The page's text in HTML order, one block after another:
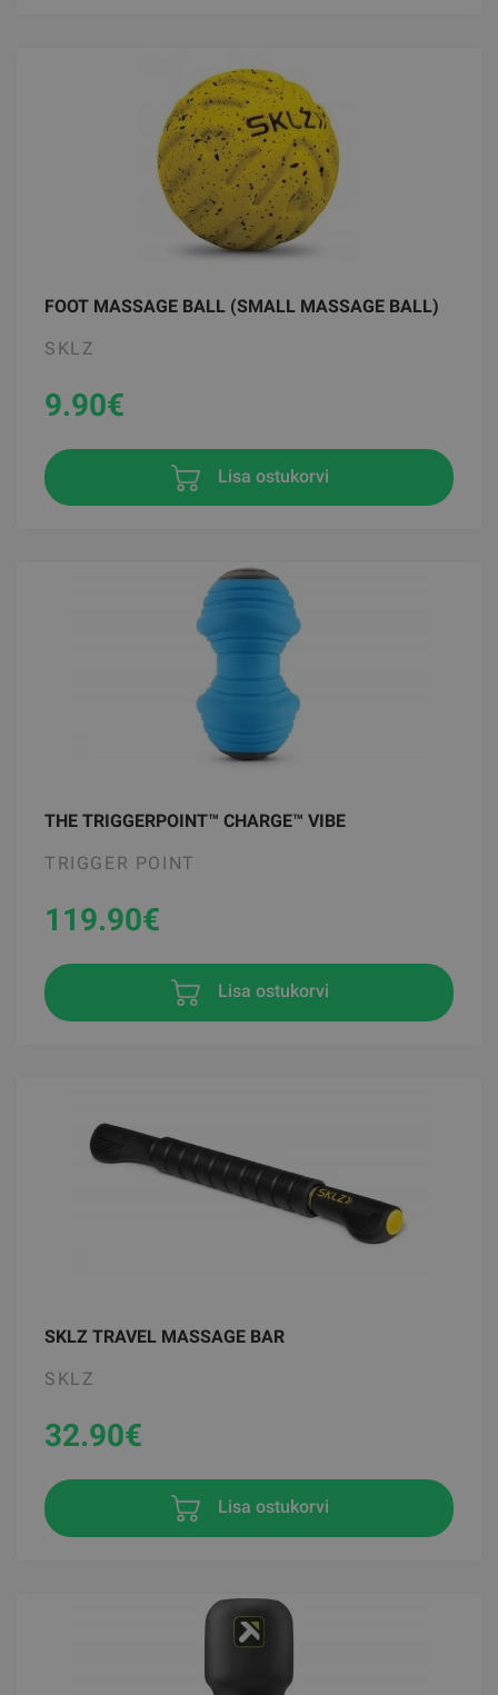
FOOT MASSAGE BALL (SMALL MASSAGE BALL)
SKLZ
9.90€
Lisa ostukorvi
THE TRIGGERPOINT™ CHARGE™ VIBE
TRIGGER POINT
119.90€
Lisa ostukorvi
SKLZ TRAVEL MASSAGE BAR
SKLZ
32.90€
Lisa ostukorvi